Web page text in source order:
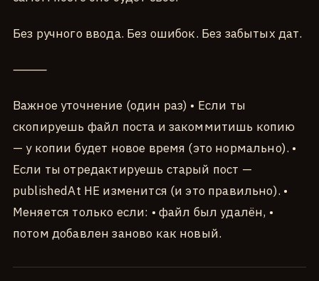
Без ручного ввода. Без ошибок. Без забытых дат.
⸻
Важное уточнение (один раз) • Если ты
скопируешь файл поста и закоммитишь копию
— у копии будет новое время (это нормально). •
Если ты отредактируешь старый пост —
publishedAt НЕ изменится (и это правильно). •
Меняется только если: • файл был удалён, •
потом добавлен заново как новый.